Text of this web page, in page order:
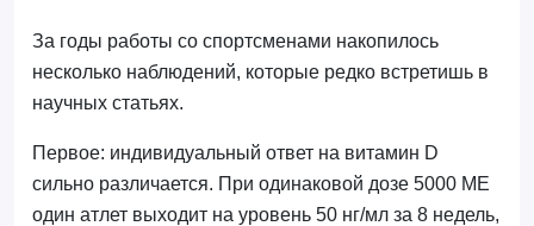
За годы работы со спортсменами накопилось
несколько наблюдений, которые редко встретишь в
научных статьях.
Первое: индивидуальный ответ на витамин D
сильно различается. При одинаковой дозе 5000 МЕ
один атлет выходит на уровень 50 нг/мл за 8 недель,